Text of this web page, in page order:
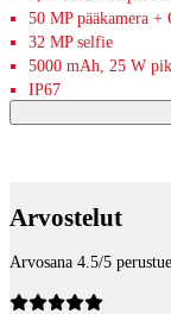
50 MP pääkamera +
32 MP selfie
5000 mAh, 25 W
IP67
Arvostelut
Arvosana 4.5/5